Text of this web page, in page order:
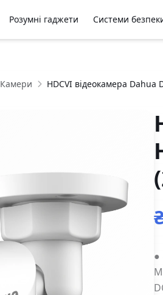
Розумні гаджети Системи
Камери HDCVI відеокамера Dahua
●